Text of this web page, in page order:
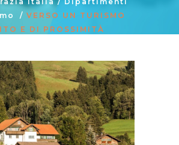
/ VERSO UN TURISMO
E DI PROSSIMITÀ